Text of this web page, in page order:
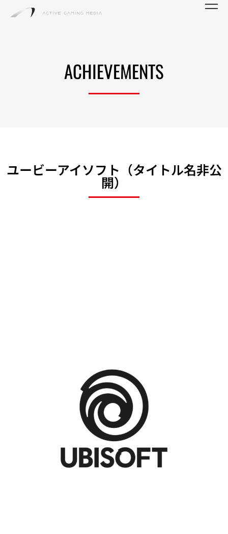
ACHIEVEMENTS
ユービーアイソフト（タイトル名非公
開）